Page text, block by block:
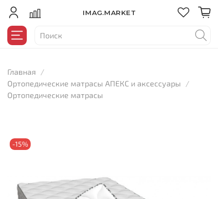
IMAG.MARKET
Главная
Ортопедические матрасы АПЕКС и аксессуары
Ортопедические матрасы
-15%